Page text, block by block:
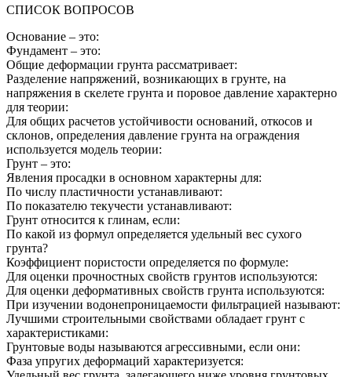
СПИСОК ВОПРОСОВ
Основание – это:
Фундамент – это:
Общие деформации грунта рассматривает:
Разделение напряжений, возникающих в грунте, на
напряжения в скелете грунта и поровое давление характерно
для теории:
Для общих расчетов устойчивости оснований, откосов и
склонов, определения давление грунта на ограждения
используется модель теории:
Грунт – это:
Явления просадки в основном характерны для:
По числу пластичности устанавливают:
По показателю текучести устанавливают:
Грунт относится к глинам, если:
По какой из формул определяется удельный вес сухого
грунта?
Коэффициент пористости определяется по формуле:
Для оценки прочностных свойств грунтов используются:
Для оценки деформативных свойств грунта используются:
При изучении водонепроницаемости фильтрацией называют:
Лучшими строительными свойствами обладает грунт с
характеристиками:
Грунтовые воды называются агрессивными, если они:
Фаза упругих деформаций характеризуется: